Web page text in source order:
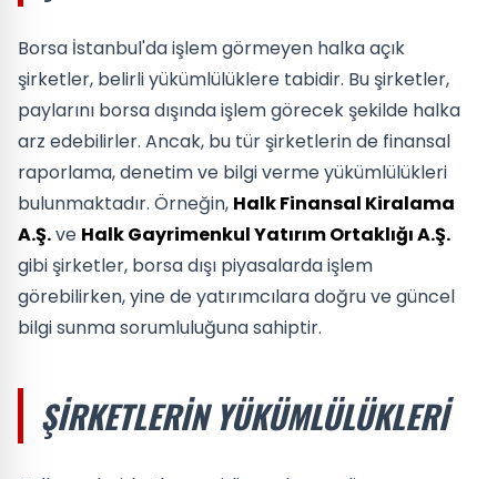
Borsa İstanbul'da işlem görmeyen halka açık
şirketler, belirli yükümlülüklere tabidir. Bu şirketler,
paylarını borsa dışında işlem görecek şekilde halka
arz edebilirler. Ancak, bu tür şirketlerin de finansal
raporlama, denetim ve bilgi verme yükümlülükleri
bulunmaktadır. Örneğin, Halk Finansal Kiralama
A.Ş.ve Halk Gayrimenkul Yatırım Ortaklığı A.Ş.
gibi şirketler, borsa dışı piyasalarda işlem
görebilirken, yine de yatırımcılara doğru ve güncel
bilgi sunma sorumluluğuna sahiptir.
ŞIRKETLERIN YÜKÜMLÜLÜKLERI